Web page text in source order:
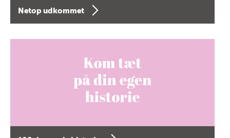
Netop udkommet